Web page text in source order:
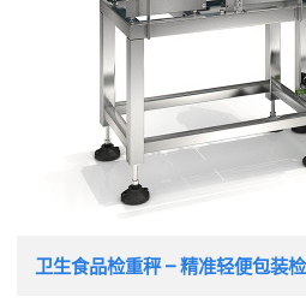
卫生食品检重秤 – 精准轻便包装